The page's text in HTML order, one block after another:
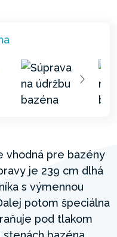
vhodná pre bazény
je 239 cm dlhá
s výmennou
potom špeciálna
pod tlakom